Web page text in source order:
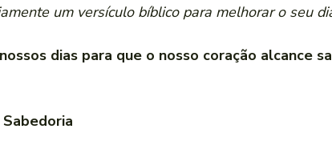
um versículo bíblico para melhorar o seu
dias para que o nosso coração alcance